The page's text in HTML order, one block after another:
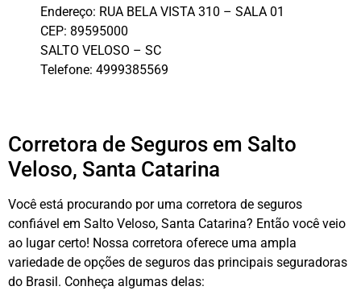
Endereço: RUA BELA VISTA 310 – SALA 01
CEP: 89595000
SALTO VELOSO – SC
Telefone: 4999385569
Corretora de Seguros em Salto
Veloso, Santa Catarina
Você está procurando por uma corretora de seguros
confiável em Salto Veloso, Santa Catarina? Então você veio
ao lugar certo! Nossa corretora oferece uma ampla
variedade de opções de seguros das principais seguradoras
do Brasil. Conheça algumas delas: